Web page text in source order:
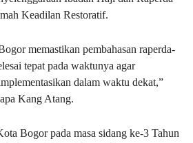
Keadilan Restoratif.
memastikan pembahasan raperda-
tepat pada waktunya agar
dalam waktu dekat,”
Kang Atang.
Bogor pada masa sidang ke-3 Tahun